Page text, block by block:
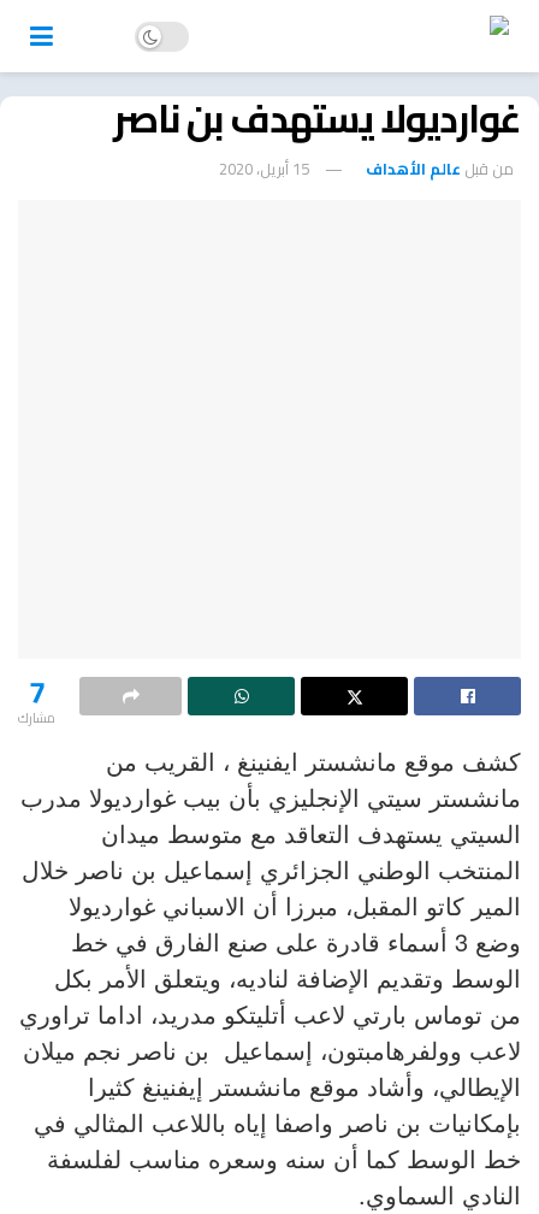
غوارديولا يستهدف بن ناصر
من قبل عالم الأهداف 15 أبريل، 2020
7
مشارك
كشف موقع مانشستر ايفنينغ ، القريب من
مانشستر سيتي الإنجليزي بأن بيب غوارديولا مدرب
السيتي يستهدف التعاقد مع متوسط ميدان
المنتخب الوطني الجزائري إسماعيل بن ناصر خلال
المير كاتو المقبل، مبرزا أن الاسباني غوارديولا
وضع 3 أسماء قادرة على صنع الفارق في خط
الوسط وتقديم الإضافة لناديه، ويتعلق الأمر بكل
من توماس بارتي لاعب أتليتكو مدريد، اداما تراوري
لاعب وولفرهامبتون، إسماعيل بن ناصر نجم ميلان
الإيطالي، وأشاد موقع مانشستر إيفنينغ كثيرا
بإمكانيات بن ناصر واصفا إياه باللاعب المثالي في
خط الوسط كما أن سنه وسعره مناسب لفلسفة
النادي السماوي.